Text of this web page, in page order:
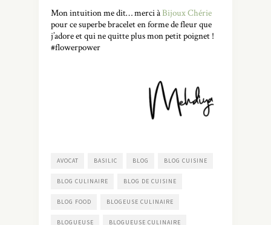
Mon intuition me dit… merci àBijoux Chérie
pour ce superbe bracelet en forme de fleur que
j’adore et qui ne quitte plus mon petit poignet !
#flowerpower
AVOCAT BASILIC BLOG BLOG CUISINE
BLOG CULINAIRE BLOG DE CUISINE
BLOG FOOD BLOGEUSE CULINAIRE
BLOGUEUSE BLOGUEUSE CULINAIRE